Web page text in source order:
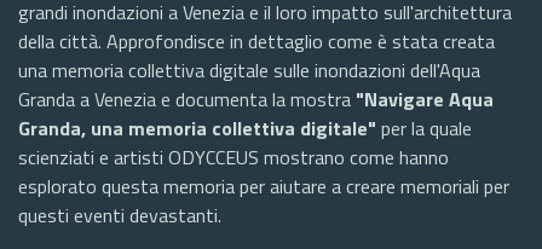
grandi inondazioni a Venezia e il loro impatto sull'architettura
della città. Approfondisce in dettaglio come è stata creata
una memoria collettiva digitale sulle inondazioni dell'Aqua
Granda a Venezia e documenta la mostra "Navigare Aqua
Granda, una memoria collettiva digitale" per la quale
scienziati e artisti ODYCCEUS mostrano come hanno
esplorato questa memoria per aiutare a creare memoriali per
questi eventi devastanti.